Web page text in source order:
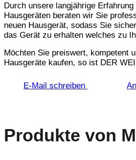
Durch unsere langjährige
Hausgeräten beraten wir Sie
neuen Hausgerät, sodass Sie
das Gerät zu erhalten welches zu
Möchten Sie preiswert, kompetent
Hausgeräte kaufen, so ist DER
E-Mail schreiben
Produkte von